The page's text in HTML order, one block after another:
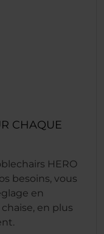
CHAQUE
HERO
besoins, vous
en
en plus